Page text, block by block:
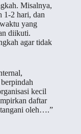
Misalnya,
1-2 hari, dan
yang
diikuti.
agar tidak
kecil
daftar
oleh….”